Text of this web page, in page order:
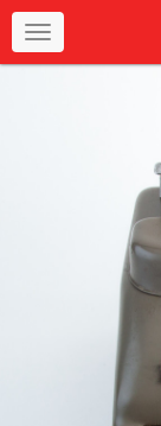
Navigation